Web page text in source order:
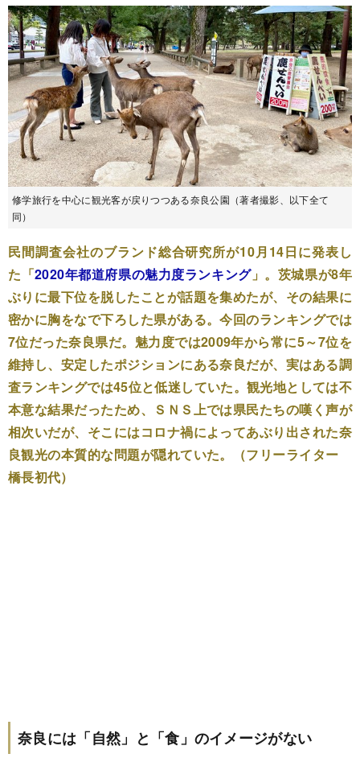
修学旅行を中心に観光客が戻りつつある奈良公園（著者撮影、以下全て
同）
民間調査会社のブランド総合研究所が10月14日に発表し
た「2020年都道府県の魅力度ランキング」。茨城県が8年
ぶりに最下位を脱したことが話題を集めたが、その結果に
密かに胸をなで下ろした県がある。今回のランキングでは
7位だった奈良県だ。魅力度では2009年から常に5～7位を
維持し、安定したポジションにある奈良だが、実はある調
査ランキングでは45位と低迷していた。観光地としては不
本意な結果だったため、ＳＮＳ上では県民たちの嘆く声が
相次いだが、そこにはコロナ禍によってあぶり出された奈
良観光の本質的な問題が隠れていた。（フリーライター
橋長初代）
奈良には「自然」と「食」のイメージがない